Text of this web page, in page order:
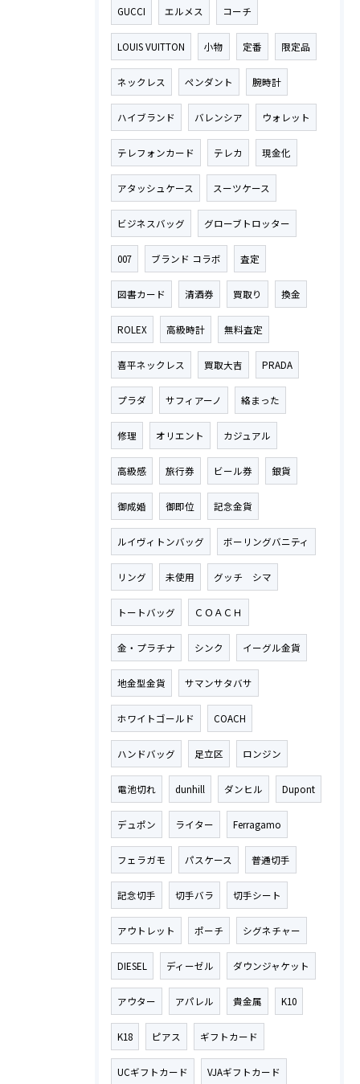
GUCCI エルメス コーチ
LOUIS VUITTON 小物 定番 限定品
ネックレス ペンダント 腕時計
ハイブランド バレンシア ウォレット
テレフォンカード テレカ 現金化
アタッシュケース スーツケース
ビジネスバッグ グローブトロッター
007 ブランド コラボ 査定
図書カード 清酒券 買取り 換金
ROLEX 高級時計 無料査定
喜平ネックレス 買取大吉 PRADA
プラダ サフィアーノ 絡まった
修理 オリエント カジュアル
高級感 旅行券 ビール券 銀貨
御成婚 御即位 記念金貨
ルイヴィトンバッグ ボーリングバニティ
リング 未使用 グッチ シマ
トートバッグ ＣＯＡＣＨ
金・プラチナ シンク イーグル金貨
地金型金貨 サマンサタバサ
ホワイトゴールド COACH
ハンドバッグ 足立区 ロンジン
電池切れ dunhill ダンヒル Dupont
デュポン ライター Ferragamo
フェラガモ パスケース 普通切手
記念切手 切手バラ 切手シート
アウトレット ポーチ シグネチャー
DIESEL ディーゼル ダウンジャケット
アウター アパレル 貴金属 K10
K18 ピアス ギフトカード
UCギフトカード VJAギフトカード